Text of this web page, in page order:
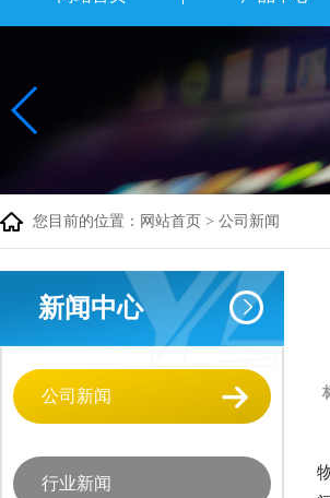
您目前的位置： 网站首页 > 公司新闻
新闻中心
公司新闻
行业新闻